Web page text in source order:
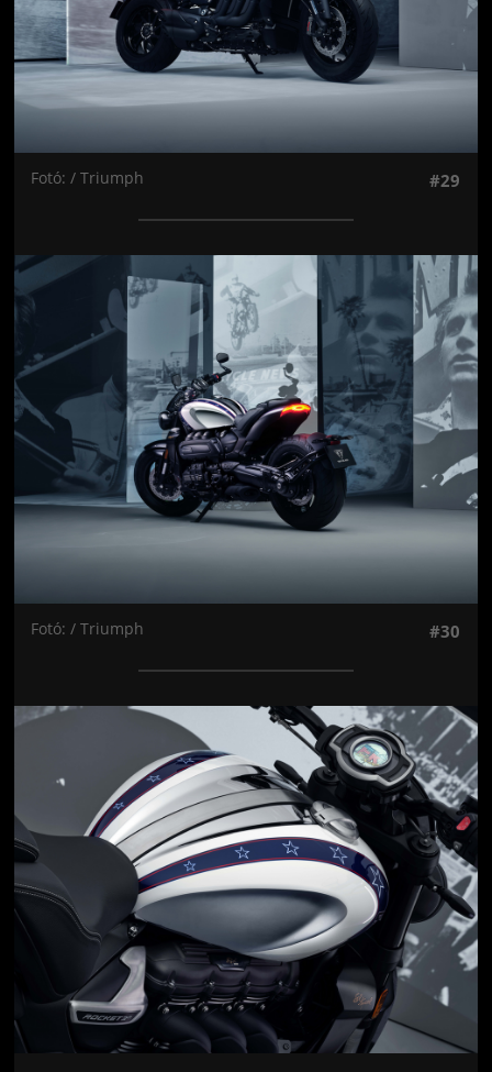
Fotó: / Triumph #29
Jön még kép!
Fotó: / Triumph #30
Jön még kép!